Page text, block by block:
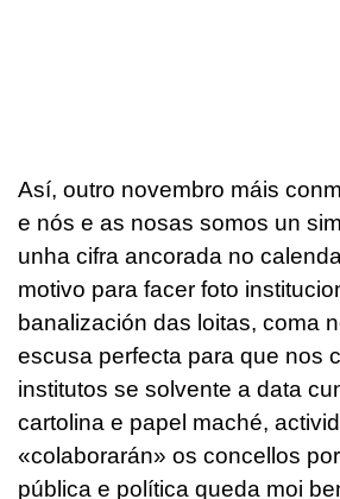
Así, outro novembro máis
e nós e as nosas somos un
unha cifra ancorada no
motivo para facer foto
banalización das loitas, coma
escusa perfecta para que nos
institutos se solvente a data
cartolina e papel maché,
«colaborarán» os concellos
pública e política queda moi